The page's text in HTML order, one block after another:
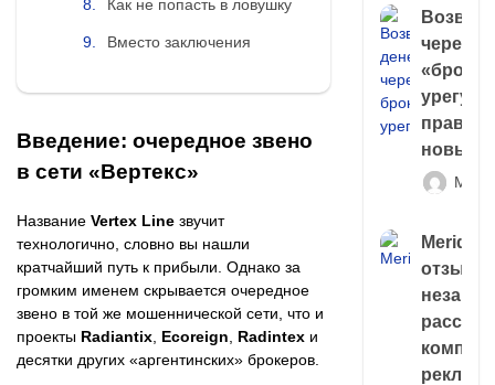
Как не попасть в ловушку
Вместо заключения
Введение: очередное звено
в сети «Вертекс»
Название Vertex Line звучит
технологично, словно вы нашли
кратчайший путь к прибыли. Однако за
громким именем скрывается очередное
звено в той же мошеннической сети, что и
проекты Radiantix Ecoreign Radintex и
десятки других «аргентинских» брокеров.
через
правда
новый